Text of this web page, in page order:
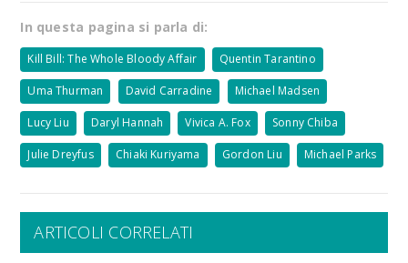
In questa pagina si parla di:
Kill Bill: The Whole Bloody Affair Quentin Tarantino
Uma Thurman David Carradine Michael Madsen
Lucy Liu Daryl Hannah Vivica A. Fox Sonny Chiba
Julie Dreyfus Chiaki Kuriyama Gordon Liu Michael Parks
ARTICOLI CORRELATI